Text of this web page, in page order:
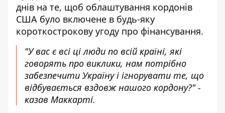
днів на те, щоб облаштування кордонів
США було включене в будь-яку
короткострокову угоду про фінансування.
"У вас є всі ці люди по всій країні, які
говорять про виклики, нам потрібно
забезпечити Україну і ігнорувати те, що
відбувається вздовж нашого кордону?" -
казав Маккарті.